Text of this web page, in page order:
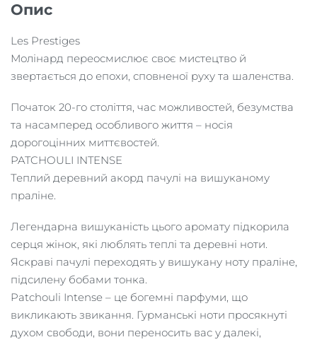
Опис
Les Prestiges
Молінард переосмислює своє мистецтво й
звертається до епохи, сповненої руху та шаленства.
Початок 20-го століття, час можливостей, безумства
та насамперед особливого життя – носія
дорогоцінних миттєвостей.
PATCHOULI INTENSE
Теплий деревний акорд пачулі на вишуканому
праліне.
Легендарна вишуканість цього аромату підкорила
серця жінок, які люблять теплі та деревні ноти.
Яскраві пачулі переходять у вишукану ноту праліне,
підсилену бобами тонка.
Patchouli Intense – це богемні парфуми, що
викликають звикання. Гурманські ноти просякнуті
духом свободи, вони переносить вас у далекі,